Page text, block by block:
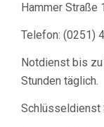
Hammer Straße
Telefon: (0251)
Notdienst bis
Stunden täglich.
Schlüsseldienst